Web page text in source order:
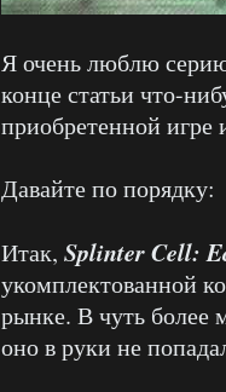
Я очень люблю
конце статьи что-
приобретенной игре
Давайте по порядку:
Итак, Splinter Cell:
укомплектованной
рынке. В чуть более
оно в руки не